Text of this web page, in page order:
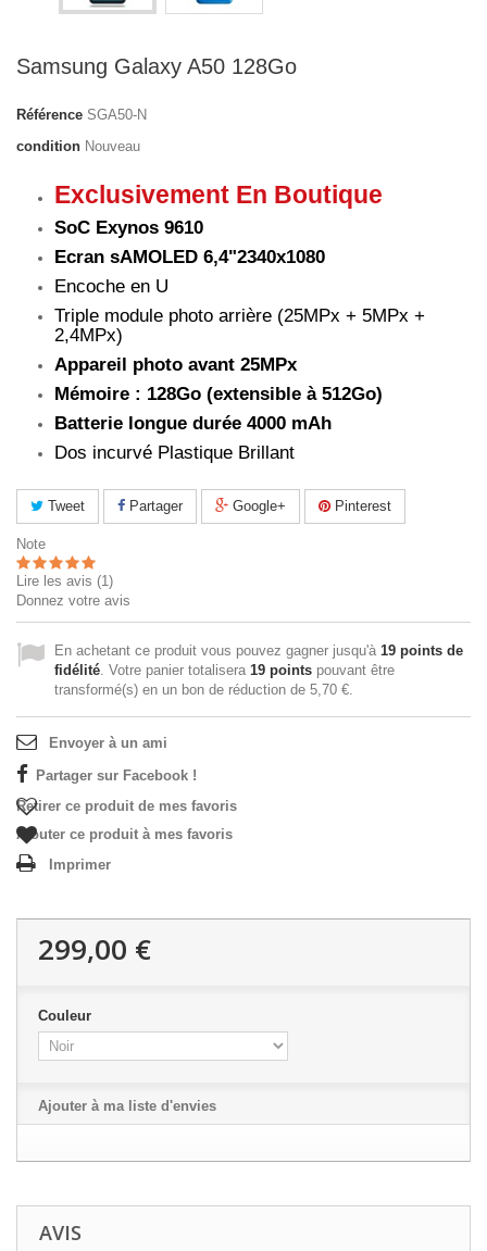
Samsung Galaxy A50 128Go
Référence SGA50-N
condition Nouveau
Exclusivement En Boutique
SoC Exynos 9610
Ecran sAMOLED 6,4"2340x1080
Encoche en U
Triple module photo arrière (25MPx + 5MPx +
2,4MPx)
Appareil photo avant 25MPx
Mémoire : 128Go (extensible à 512Go)
Batterie longue durée 4000 mAh
Dos incurvé Plastique Brillant
Tweet Partager Google+ Pinterest
Note
Lire les avis (1)
Donnez votre avis
En achetant ce produit vous pouvez gagner jusqu'à 19 points de
fidélité. Votre panier totalisera 19 points pouvant être
transformé(s) en un bon de réduction de 5,70 €.
Envoyer à un ami
Partager sur Facebook !
Retirer ce produit de mes favoris
Ajouter ce produit à mes favoris
Imprimer
299,00 €
Couleur
Ajouter à ma liste d'envies
AVIS